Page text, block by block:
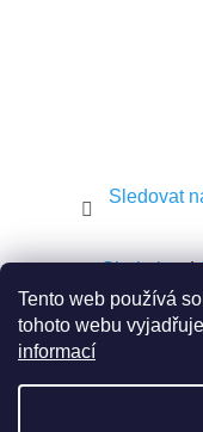
Tento web používá
tohoto webu
informací
Sledovat
Shekel.cz